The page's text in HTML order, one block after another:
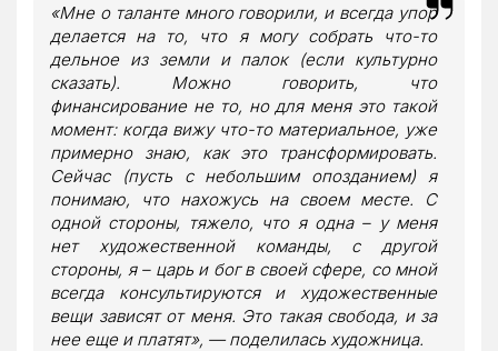
«Мне о таланте много говорили, и всегда упор
делается на то, что я могу собрать что-то
дельное из земли и палок (если культурно
сказать). Можно говорить, что
финансирование не то, но для меня это такой
момент: когда вижу что-то материальное, уже
примерно знаю, как это трансформировать.
Сейчас (пусть с небольшим опозданием) я
понимаю, что нахожусь на своем месте. С
одной стороны, тяжело, что я одна – у меня
нет художественной команды, с другой
стороны, я – царь и бог в своей сфере, со мной
всегда консультируются и художественные
вещи зависят от меня. Это такая свобода, и за
нее еще и платят», — поделилась художница.